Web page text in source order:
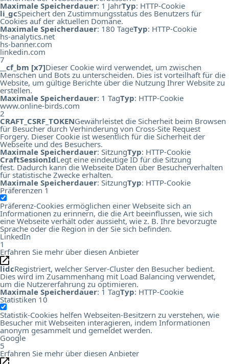
Maximale Speicherdauer: 1 JahrTyp: HTTP-Cookie
li_gcSpeichert den Zustimmungsstatus des Benutzers für
Cookies auf der aktuellen Domäne.
Maximale Speicherdauer: 180 TageTyp: HTTP-Cookie
hs-analytics.net
hs-banner.com
linkedin.com
7
__cf_bm [x7]Dieser Cookie wird verwendet, um zwischen
Menschen und Bots zu unterscheiden. Dies ist vorteilhaft für die
Website, um gültige Berichte über die Nutzung Ihrer Website zu
erstellen.
Maximale Speicherdauer: 1 TagTyp: HTTP-Cookie
www.online-birds.com
2
CRAFT_CSRF_TOKENGewährleistet die Sicherheit beim Browsen
für Besucher durch Verhinderung von Cross-Site Request
Forgery. Dieser Cookie ist wesentlich für die Sicherheit der
Webseite und des Besuchers.
Maximale Speicherdauer: SitzungTyp: HTTP-Cookie
CraftSessionIdLegt eine eindeutige ID für die Sitzung
fest. Dadurch kann die Webseite Daten über Besucherverhalten
für statistische Zwecke erhalten.
Maximale Speicherdauer: SitzungTyp: HTTP-Cookie
Präferenzen 1
Präferenz-Cookies ermöglichen einer Webseite sich an
Informationen zu erinnern, die die Art beeinflussen, wie sich
eine Webseite verhält oder aussieht, wie z. B. Ihre bevorzugte
Sprache oder die Region in der Sie sich befinden.
LinkedIn
1
Erfahren Sie mehr über diesen Anbieter
lidcRegistriert, welcher Server-Cluster den Besucher bedient.
Dies wird im Zusammenhang mit Load Balancing verwendet,
um die Nutzererfahrung zu optimieren.
Maximale Speicherdauer: 1 TagTyp: HTTP-Cookie
Statistiken 10
Statistik-Cookies helfen Webseiten-Besitzern zu verstehen, wie
Besucher mit Webseiten interagieren, indem Informationen
anonym gesammelt und gemeldet werden.
Google
5
Erfahren Sie mehr über diesen Anbieter